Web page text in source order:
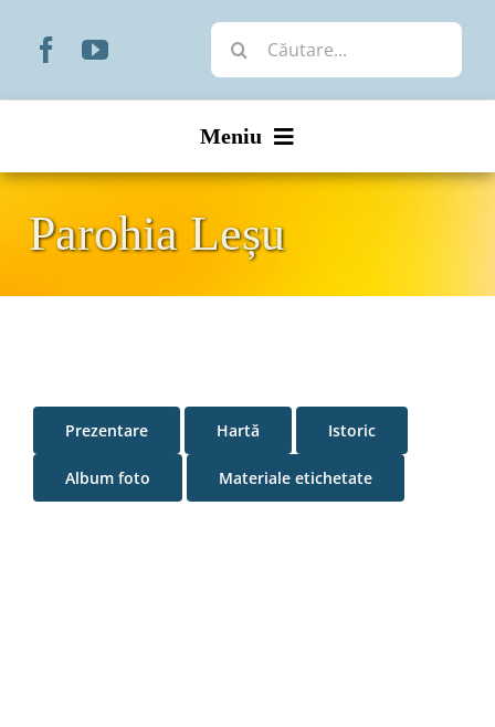
Cautare...
Meniu
Liturgic
Parohia Leșu
Prezentare Hartă Istoric
Album foto Materiale etichetate